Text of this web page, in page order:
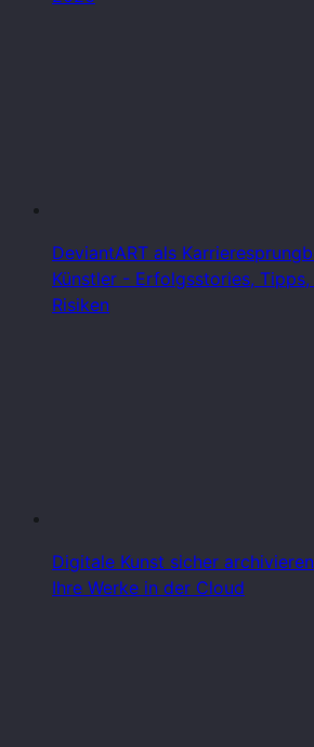
DeviantART als
Künstler - Erfolgsstories,
Risiken
Digitale Kunst sicher
Ihre Werke in der Cloud